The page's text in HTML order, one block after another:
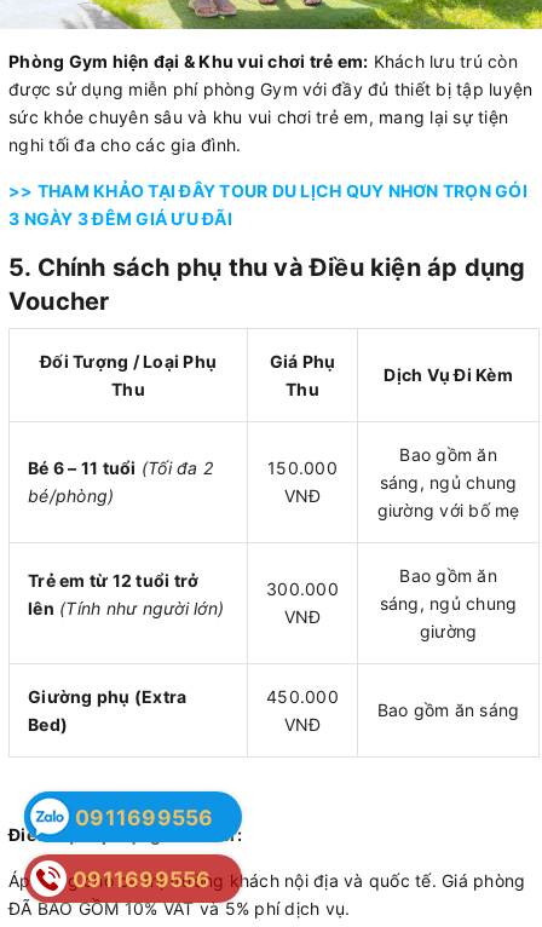
Phòng Gym hiện đại & Khu vui chơi trẻ em: Khách lưu trú còn
được sử dụng miễn phí phòng Gym với đầy đủ thiết bị tập luyện
sức khỏe chuyên sâu và khu vui chơi trẻ em, mang lại sự tiện
nghi tối đa cho các gia đình.
>> THAM KHẢO TẠI ĐÂY TOUR DU LỊCH QUY NHƠN TRỌN GÓI
3 NGÀY 3 ĐÊM GIÁ ƯU ĐÃI
5. Chính sách phụ thu và Điều kiện áp dụng
Voucher
Đối Tượng / Loại Phụ
Thu
Giá Phụ
Thu
Dịch Vụ Đi Kèm
Bé 6 – 11 tuổi (Tối đa 2
bé/phòng)
150.000
VNĐ
Bao gồm ăn
sáng, ngủ chung
giường với bố mẹ
Trẻ em từ 12 tuổi trở
lên (Tính như người lớn)
300.000
VNĐ
Bao gồm ăn
sáng, ngủ chung
giường
Giường phụ (Extra
Bed)
450.000
VNĐ
Bao gồm ăn sáng
Điều kiện áp dụng Voucher:
Áp dụng cho cả thị trường khách nội địa và quốc tế. Giá phòng
ĐÃ BAO GỒM 10% VAT và 5% phí dịch vụ.
0911699556
0911699556